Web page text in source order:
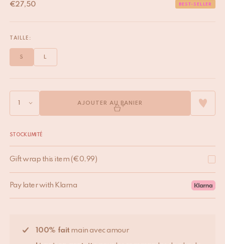
€27,50 BEST-SELLER
TAILLE:
L
S
AJOUTER AU PANIER
STOCK LIMITÉ
Gift wrap this item (€0,99)
Pay later with Klarna
100% fait main avec amour